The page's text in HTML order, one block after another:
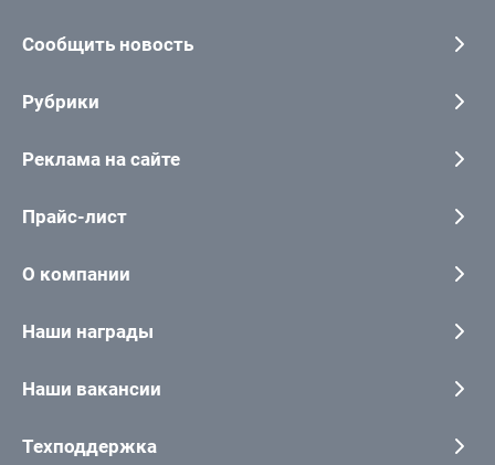
Сообщить новость
Рубрики
Реклама на сайте
Прайс-лист
О компании
Наши награды
Наши вакансии
Техподдержка